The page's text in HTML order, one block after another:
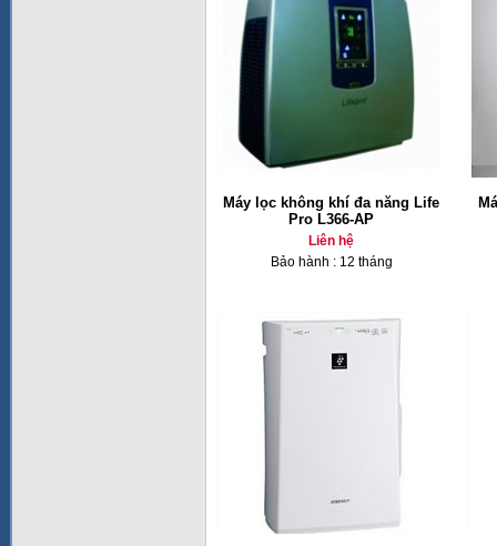
Máy lọc không khí đa năng Life
Pro L366-AP
Liên hệ
Bảo hành : 12 tháng